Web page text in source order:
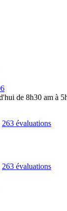
de 8h30 am à
263 évaluations
263 évaluations